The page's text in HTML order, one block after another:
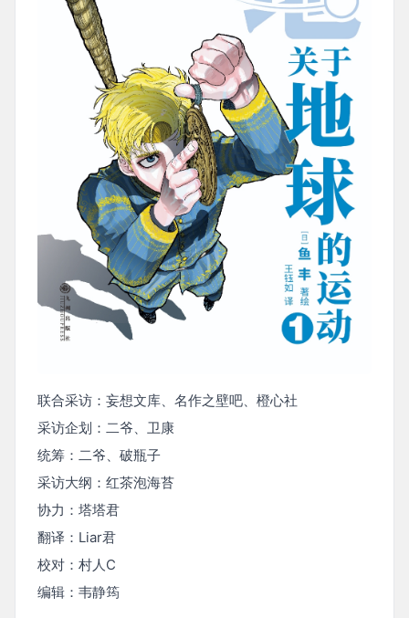
联合采访：妄想文库、名作之壁吧、橙心社
采访企划：二爷、卫康
统筹：二爷、破瓶子
采访大纲：红茶泡海苔
协力：塔塔君
翻译：Liar君
校对：村人C
编辑：韦静筠